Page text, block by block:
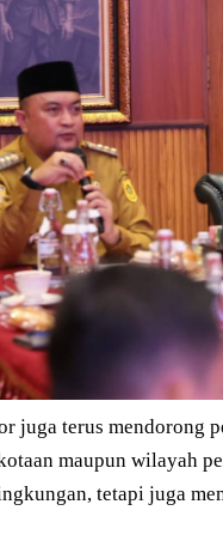
juga terus mendorong
maupun wilayah
tetapi juga